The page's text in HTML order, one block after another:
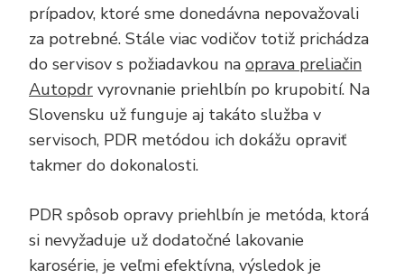
prípadov, ktoré sme donedávna nepovažovali
za potrebné. Stále viac vodičov totiž prichádza
do servisov s požiadavkou na oprava preliačin
Autopdr vyrovnanie priehlbín po krupobití. Na
Slovensku už funguje aj takáto služba v
servisoch, PDR metódou ich dokážu opraviť
takmer do dokonalosti.
PDR spôsob opravy priehlbín je metóda, ktorá
si nevyžaduje už dodatočné lakovanie
karosérie, je veľmi efektívna, výsledok je